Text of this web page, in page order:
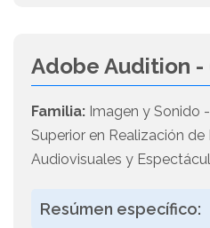
Adobe Audition -
Familia: Imagen y Sonido -
Superior en Realización
Audiovisuales y
Resúmen específico: